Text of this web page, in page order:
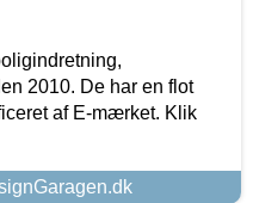
2010. De har en flot
af E-mærket. Klik